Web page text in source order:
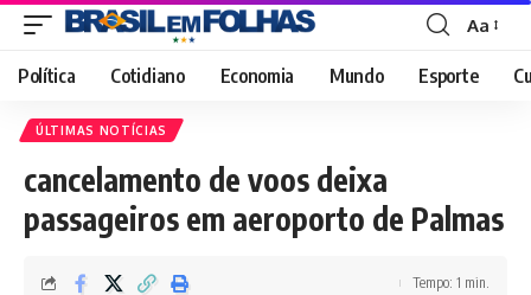
Font
Resizer
Aa
Política Cotidiano Economia Mundo Esporte
ÚLTIMAS NOTÍCIAS
cancelamento de voos deixa
passageiros em aeroporto de Palmas
Tempo: 1 min.